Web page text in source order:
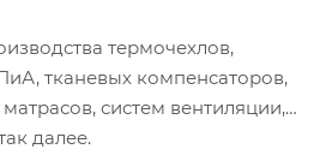
термочехлов,
тканевых компенсаторов,
систем вентиляции,
далее.